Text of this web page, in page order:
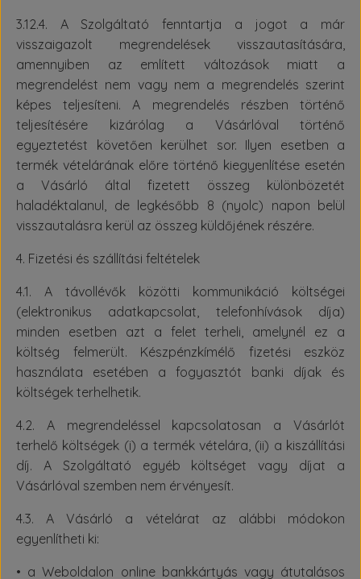
3.12.4. A Szolgáltató fenntartja a jogot a már
visszaigazolt megrendelések visszautasítására,
amennyiben az említett változások miatt a
megrendelést nem vagy nem a megrendelés szerint
képes teljesíteni. A megrendelés részben történő
teljesítésére kizárólag a Vásárlóval történő
egyeztetést követően kerülhet sor. Ilyen esetben a
termék vételárának előre történő kiegyenlítése esetén
a Vásárló által fizetett összeg különbözetét
haladéktalanul, de legkésőbb 8 (nyolc) napon belül
visszautalásra kerül az összeg küldőjének részére.
4. Fizetési és szállítási feltételek
4.1. A távollévők közötti kommunikáció költségei
(elektronikus adatkapcsolat, telefonhívások díja)
minden esetben azt a felet terheli, amelynél ez a
költség felmerült. Készpénzkímélő fizetési eszköz
használata esetében a fogyasztót banki díjak és
költségek terhelhetik.
4.2. A megrendeléssel kapcsolatosan a Vásárlót
terhelő költségek (i) a termék vételára, (ii) a kiszállítási
díj. A Szolgáltató egyéb költséget vagy díjat a
Vásárlóval szemben nem érvényesít.
4.3. A Vásárló a vételárat az alábbi módokon
egyenlítheti ki:
• a Weboldalon online bankkártyás vagy átutalásos